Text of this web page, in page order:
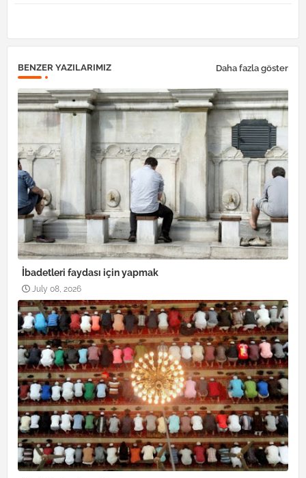
BENZER YAZILARIMIZ Daha fazla göster
İbadetleri faydası için yapmak
July 08, 2026